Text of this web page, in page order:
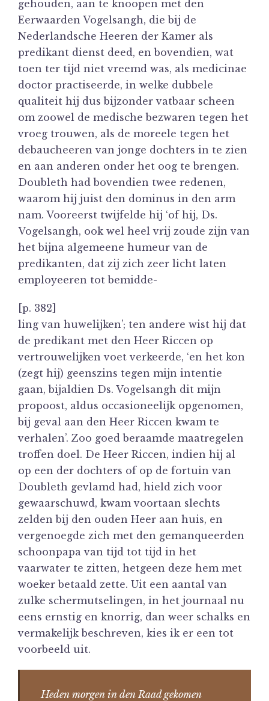
gehouden, aan te knoopen met den
Eerwaarden Vogelsangh, die bij de
Nederlandsche Heeren der Kamer als
predikant dienst deed, en bovendien, wat
toen ter tijd niet vreemd was, als medicinae
doctor practiseerde, in welke dubbele
qualiteit hij dus bijzonder vatbaar scheen
om zoowel de medische bezwaren tegen het
vroeg trouwen, als de moreele tegen het
debaucheeren van jonge dochters in te zien
en aan anderen onder het oog te brengen.
Doubleth had bovendien twee redenen,
waarom hij juist den dominus in den arm
nam. Vooreerst twijfelde hij ‘of hij, Ds.
Vogelsangh, ook wel heel vrij zoude zijn van
het bijna algemeene humeur van de
predikanten, dat zij zich zeer licht laten
employeeren tot bemidde-
[p. 382]
ling van huwelijken’; ten andere wist hij dat
de predikant met den Heer Riccen op
vertrouwelijken voet verkeerde, ‘en het kon
(zegt hij) geenszins tegen mijn intentie
gaan, bijaldien Ds. Vogelsangh dit mijn
propoost, aldus occasioneelijk opgenomen,
bij geval aan den Heer Riccen kwam te
verhalen’. Zoo goed beraamde maatregelen
troffen doel. De Heer Riccen, indien hij al
op een der dochters of op de fortuin van
Doubleth gevlamd had, hield zich voor
gewaarschuwd, kwam voortaan slechts
zelden bij den ouden Heer aan huis, en
vergenoegde zich met den gemanqueerden
schoonpapa van tijd tot tijd in het
vaarwater te zitten, hetgeen deze hem met
woeker betaald zette. Uit een aantal van
zulke schermutselingen, in het journaal nu
eens ernstig en knorrig, dan weer schalks en
vermakelijk beschreven, kies ik er een tot
voorbeeld uit.
Heden morgen in den Raad gekomen